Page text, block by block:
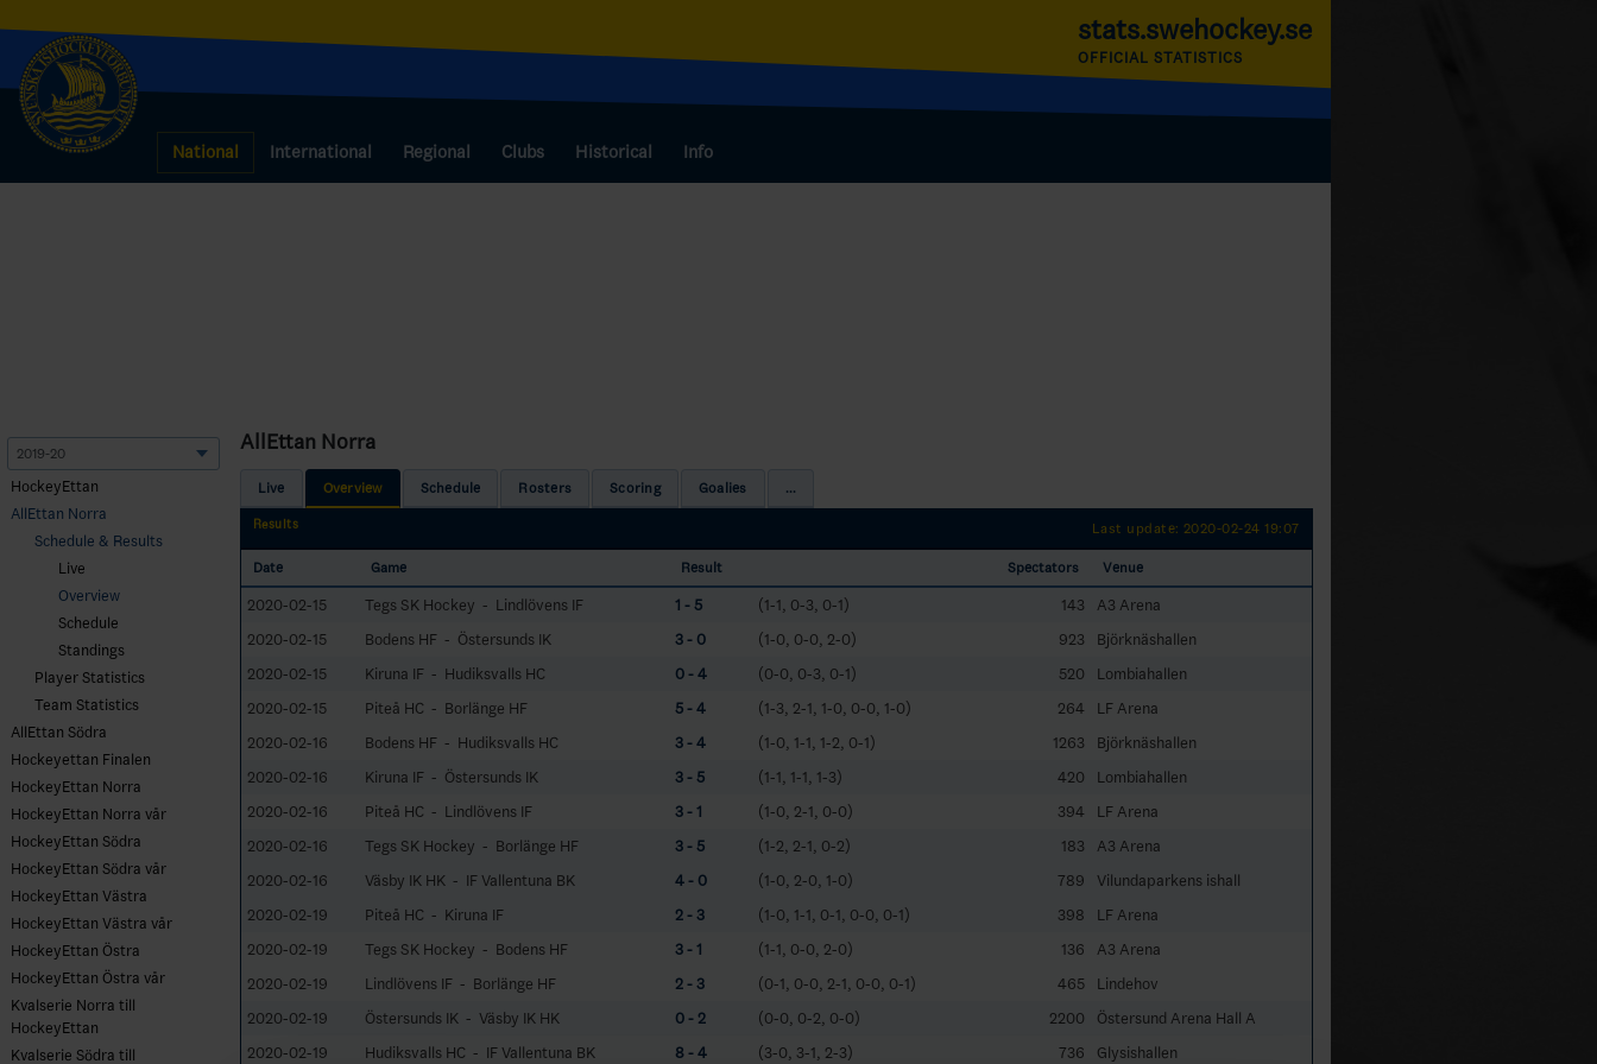
National International Regional Clubs Historical Info
stats.swehockey.se
OFFICIAL STATISTICS
HockeyEttan
AllEttan Norra
Schedule & Results
Live
Overview
Schedule
Standings
Player Statistics
Team Statistics
AllEttan Södra
Hockeyettan Finalen
HockeyEttan Norra
HockeyEttan Norra vår
HockeyEttan Södra
HockeyEttan Södra vår
HockeyEttan Västra
HockeyEttan Västra vår
HockeyEttan Östra
HockeyEttan Östra vår
Kvalserie Norra till
HockeyEttan
Kvalserie Södra till
AllEttan Norra
Live Overview Schedule Rosters Scoring Goalies ...
Results Last update: 2020-02-24 19:07
Date Game Result Spectators Venue
2020-02-15 Tegs SK Hockey - Lindlövens IF 1 - 5 (1-1, 0-3, 0-1) 143
A3 Arena
2020-02-15
Bodens HF - Östersunds IK 3 - 0 (1-0, 0-0, 2-0) 923
Björknäshallen
2020-02-15
Kiruna IF - Hudiksvalls HC 0 - 4 (0-0, 0-3, 0-1) 520
Lombiahallen
2020-02-15
Piteå HC - Borlänge HF 5 - 4 (1-3, 2-1, 1-0, 0-0, 1-0) 264
LF Arena
2020-02-16
Bodens HF - Hudiksvalls HC 3 - 4 (1-0, 1-1, 1-2, 0-1) 1263
Björknäshallen
2020-02-16
Kiruna IF - Östersunds IK 3 - 5 (1-1, 1-1, 1-3) 420
Lombiahallen
2020-02-16
Piteå HC - Lindlövens IF 3 - 1 (1-0, 2-1, 0-0) 394
LF Arena
2020-02-16
Tegs SK Hockey - Borlänge HF 3 - 5 (1-2, 2-1, 0-2) 183
A3 Arena
2020-02-16
Väsby IK HK - IF Vallentuna BK 4 - 0 (1-0, 2-0, 1-0) 789
Vilundaparkens ishall
2020-02-19
Piteå HC - Kiruna IF 2 - 3 (1-0, 1-1, 0-1, 0-0, 0-1) 398
LF Arena
2020-02-19
Tegs SK Hockey - Bodens HF 3 - 1 (1-1, 0-0, 2-0) 136
A3 Arena
2020-02-19
Lindlövens IF - Borlänge HF 2 - 3 (0-1, 0-0, 2-1, 0-0, 0-1) 465
Lindehov
2020-02-19
Östersunds IK - Väsby IK HK 0 - 2 (0-0, 0-2, 0-0) 2200
Östersund Arena Hall A
2020-02-19
Hudiksvalls HC - IF Vallentuna BK 8 - 4 (3-0, 3-1, 2-3) 736 Glysishallen